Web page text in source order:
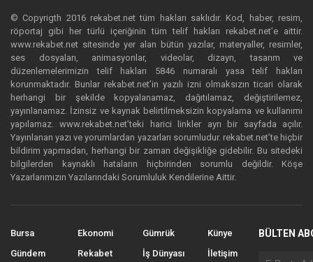
© Copyrigth 2016 rekabet.net tüm hakları saklıdır. Kod, haber, resim,
röportaj gibi her türlü içeriğinin tüm telif hakları rekabet.net’e aittir.
www.rekabet.net sitesinde yer alan bütün yazılar, materyaller, resimler,
ses dosyaları, animasyonlar, videolar, dizayn, tasarım ve
düzenlemelerimizin telif hakları 5846 numaralı yasa telif hakları
korunmaktadır. Bunlar rekabet.net’in yazılı izni olmaksızın ticari olarak
herhangi bir şekilde kopyalanamaz, dağıtılamaz, değiştirilemez,
yayınlanamaz. İzinsiz ve kaynak belirtilmeksizin kopyalama ve kullanımı
yapılamaz. www.rekabet.net’teki harici linkler ayrı bir sayfada açılır.
Yayınlanan yazı ve yorumlardan yazarları sorumludur. rekabet.net’te hiçbir
bildirim yapmadan, herhangi bir zaman değişikliğe gidebilir. Bu sitedeki
bilgilerden kaynaklı hataların hiçbirinden sorumlu değildir. Köşe
Yazarlarımızın Yazılarındaki Sorumluluk Kendilerine Aittir.
Bursa
Gündem
Ekonomi
Rekabet
Gümrük
İş Dünyası
Künye
İletişim
BÜLTEN